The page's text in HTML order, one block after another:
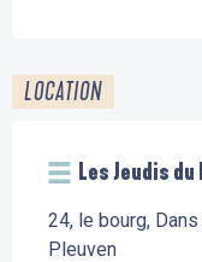
LOCATION
Les Jeudis du
24, le bourg,
Pleuven